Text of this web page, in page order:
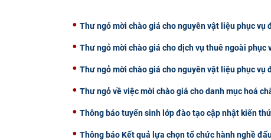
Thư ngỏ mời chào giá cho nguyên vật liệu phục vụ
Thư ngỏ mời chào giá cho dịch vụ thuê ngoài
Thư ngỏ mời chào giá cho nguyên vật liệu phục vụ
Thư ngỏ về việc mời chào giá cho danh mục hoá
Thông báo tuyển sinh lớp đào tạo cập nhật kiến
Thông báo Kết quả lựa chọn tổ chức hành nghề